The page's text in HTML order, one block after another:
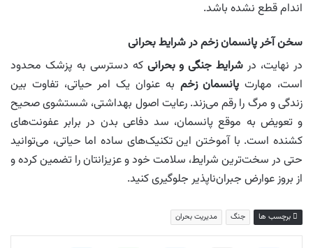
اندام قطع نشده باشد.
سخن آخر پانسمان زخم در شرایط بحرانی
در نهایت، درشرایط جنگی و بحرانی که دسترسی به پزشک محدود
است، مهارت پانسمان زخم به عنوان یک امر حیاتی، تفاوت بین
زندگی و مرگ را رقم می‌زند. رعایت اصول بهداشتی، شستشوی صحیح
و تعویض به موقع پانسمان، سد دفاعی بدن در برابر عفونت‌های
کشنده است. با آموختن این تکنیک‌های ساده اما حیاتی، می‌توانید
حتی در سخت‌ترین شرایط، سلامت خود و عزیزانتان را تضمین کرده و
از بروز عوارض جبران‌ناپذیر جلوگیری کنید.
برچسب ها جنگ مدیریت بحران